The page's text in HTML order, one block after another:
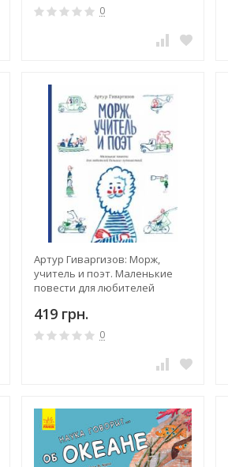
0
Артур Гиваргизов: Морж,
учитель и поэт. Маленькие
повести для любителей
419 грн.
0